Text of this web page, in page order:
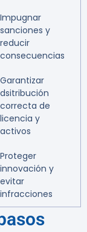
Impugnar
sanciones y
reducir
consecuencias
Garantizar
dsitribución
correcta de
licencia y
activos
Proteger
innovación y
evitar
infracciones